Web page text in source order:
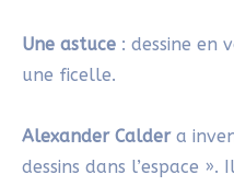
Une astuce : dessine en
une ficelle.
Alexander Caldera
dessins dans l’espace